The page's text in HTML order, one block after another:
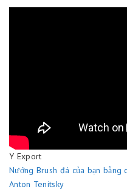
Y Export
Nướng Brush đá của bạn bằng
Anton Tenitsky